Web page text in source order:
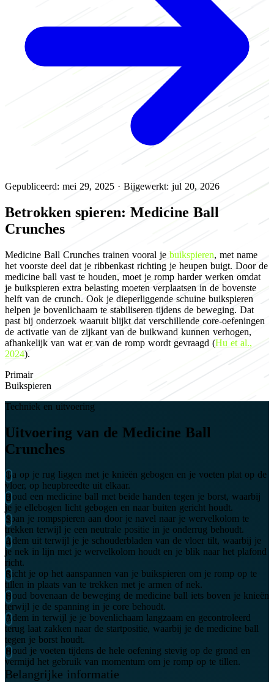
Gepubliceerd: mei 29, 2025 · Bijgewerkt: jul 20, 2026
Betrokken spieren: Medicine Ball
Crunches
Medicine Ball Crunches trainen vooral je buikspieren, met name
het voorste deel dat je ribbenkast richting je heupen buigt. Door de
medicine ball vast te houden, moet je romp harder werken omdat
je buikspieren extra belasting moeten verplaatsen in de bovenste
helft van de crunch. Ook je dieperliggende schuine buikspieren
helpen je bovenlichaam te stabiliseren tijdens de beweging. Dat
past bij onderzoek waaruit blijkt dat verschillende core-oefeningen
de activatie van de zijkant van de buikwand kunnen verhogen,
afhankelijk van wat er van de romp wordt gevraagd (Hu et al.,
2024).
Primair
Buikspieren
Techniek en uitvoering
Uitvoering van de Medicine Ball
Crunches
Ga op je rug liggen met je knieën gebogen en je voeten plat op de
vloer, op heupbreedte uit elkaar.
Houd een medicine ball met beide handen tegen je borst, waarbij
je je ellebogen licht gebogen en naar buiten gericht houdt.
Span je rompspieren aan door je navel naar je wervelkolom te
trekken terwijl je een neutrale positie in je onderrug behoudt.
Adem uit terwijl je je schouderbladen van de vloer tilt, waarbij je
je nek in lijn met je wervelkolom houdt en je blik naar het plafond
richt.
Richt je op het aanspannen van je buikspieren om je romp op te
tillen in plaats van te trekken met je armen of nek.
Houd bovenaan de beweging de medicine ball iets boven je knieën
terwijl je de spanning in je core behoudt.
Adem in terwijl je je bovenlichaam langzaam en gecontroleerd
terug laat zakken naar de startpositie, waarbij je de medicine ball
tegen je borst houdt.
Houd je voeten tijdens de hele oefening stevig op de grond en
vermijd het gebruik van momentum om je romp op te tillen.
Belangrijke informatie